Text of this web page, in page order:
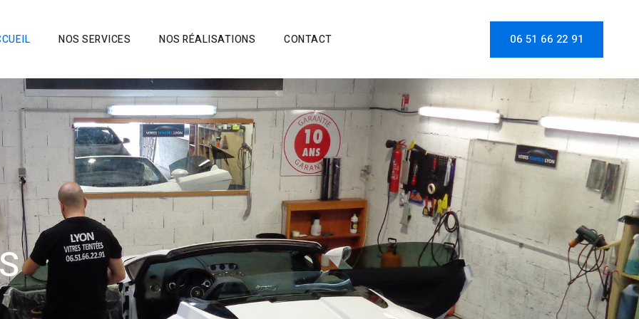
NOS SERVICES NOS RÉALISATIONS CONTACT 06 51 66 22 91